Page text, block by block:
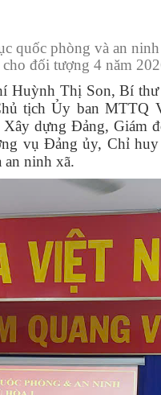
Phòng
Trung
Trung
Hội Cựu chiến binh
Đoàn TNCS Hồ Chí Minh
Lãnh đạo UBMTTQ VN
Hội đồng nhân dân
của các thôn, buôn
đổi số
học
quốc phòng và an
đối tượng 4 năm
Huỳnh Thị Son, Bí
tịch Ủy ban MTTQ
dựng Đảng, Giám
vụ Đảng ủy, Chỉ
ninh xã.